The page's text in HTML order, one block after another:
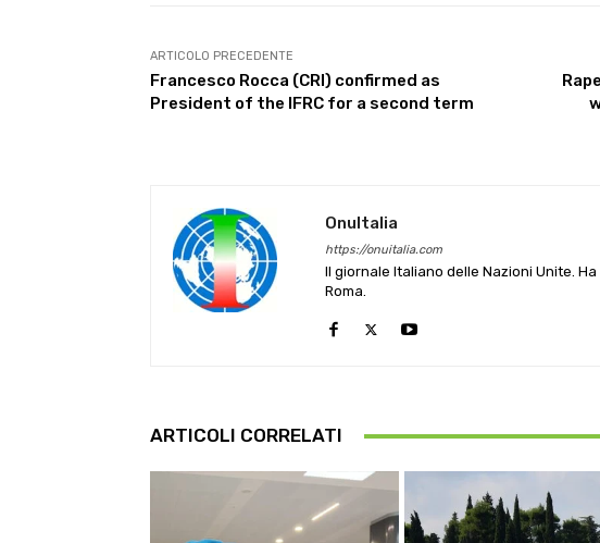
ARTICOLO PRECEDENTE
Francesco Rocca (CRI) confirmed as
President of the IFRC for a second term
OnuItalia
https://onuitalia.com
Il giornale Italiano delle Nazioni Unite.
Roma.
ARTICOLI CORRELATI